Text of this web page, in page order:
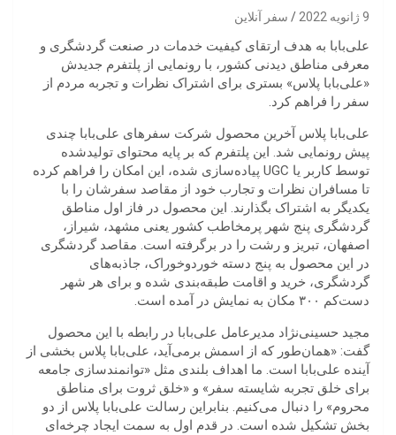
9 ژانویه 2022 سفر آنلاین
علی‌بابا به هدف ارتقای کیفیت خدمات در صنعت گردشگری و
معرفی مناطق دیدنی کشور، با رونمایی از پلتفرم جدیدش
«علی‌بابا پلاس» بستری برای اشتراک نظرات و تجربه مردم از
سفر را فراهم کرد.
علی‌بابا پلاس آخرین محصول شرکت سفرهای علی‌بابا چندی
پیش رونمایی شد. این پلتفرم که بر پایه محتوای تولیدشده
توسط کاربر یا UGC پیاده‌سازی شده، این امکان را فراهم کرده
تا مسافران نظرات و تجارب خود از مقاصد سفرشان را با
یکدیگر به اشتراک بگذارند. این محصول در فاز اول مناطق
گردشگری پنج شهر پرمخاطب کشور یعنی مشهد، شیراز،
اصفهان، تبریز و رشت را در برگرفته است. مقاصد گردشگری
در این محصول به پنج دسته خوردوخوراک، جاذبه‌های
گردشگری، خرید و اقامت طبقه‌بندی شده و برای هر شهر
دست‌کم ۳۰۰ مکان به نمایش در آمده است.
مجید حسینی‌نژاد مدیرعامل علی‌بابا در رابطه با این محصول
گفت: «همان‌طور که از اسمش برمی‌آید، علی‌بابا پلاس بخشی از
آینده علی‌بابا است. ما اهداف بلندی مثل «توانمندسازی جامعه
برای خلق تجربه شایسته سفر» و «خلق ثروت برای مناطق
محروم» را دنبال می‌کنیم. بنابراین رسالت علی‌بابا پلاس از دو
بخش تشکیل شده است. در قدم اول به سمت ایجاد چرخه‌ای